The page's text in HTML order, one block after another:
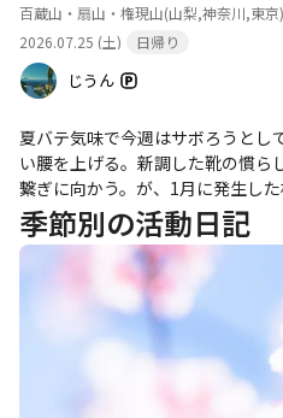
百蔵山・扇山・権現山(山梨,神奈川,東京)
2026.07.25 (土)
日帰り
じうん
夏バテ気味で今週はサボろうとし
い腰を上げる。新調した靴の慣ら
繋ぎに向かう。が、1月に発生し
たりにし、意気消沈し撤退…… □ 猿橋駅コインパーキング／AM4:
30／曇／24℃／無風 登山道は明瞭で、歩きやすい。登山口先の水
場も使え、水量もボチボチ。森
岐まで乗り上げると、北側から
らは火災の爪痕が。大久保山手
使い宮谷地区に下山。YAMAPで
作業道なのか、もしくは消火作
テ・踏み跡が少しあり、林道まで辿り着けま
季節別の活動日記